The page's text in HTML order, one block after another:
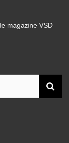
magazine VSD